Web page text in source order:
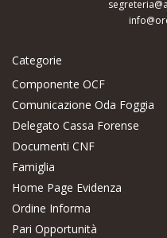
Categorie
Componente OCF
Comunicazione Oda Foggia
Delegato Cassa Forense
Documenti CNF
Famiglia
Home Page Evidenza
Ordine Informa
Pari Opportunità